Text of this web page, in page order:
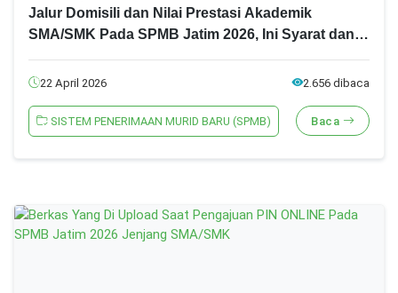
Jalur Domisili dan Nilai Prestasi Akademik
SMA/SMK Pada SPMB Jatim 2026, Ini Syarat dan
22 April 2026 2.656 dibaca
SISTEM PENERIMAAN MURID BARU (SPMB) Baca